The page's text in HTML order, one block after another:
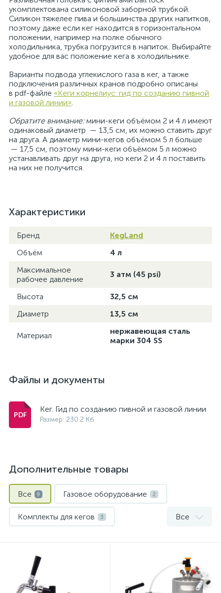
укомплектована силиконовой заборной трубкой.
Силикон тяжелее пива и большинства других напитков,
поэтому даже если кег находится в горизонтальном
положении, например на полке обычного
холодильника, трубка погрузится в напиток. Выбирайте
удобное для вас положение кега в холодильнике.
Варианты подвода углекислого газа в кег, а также
подключения различных кранов подробно описаны
в pdf-файле «Кеги корнелиус: гид по созданию пивной
и газовой линии».
Обратите внимание:мини-кеги объёмом 2 и 4 л имеют
одинаковый диаметр — 13,5 см, их можно ставить друг
на друга. А диаметр мини-кегов объёмом 5 л больше
— 17,5 см, поэтому мини-кеги объёмом 5 л можно
устанавливать друг на друга, но кеги 2 и 4 л поставить
на них не получится.
Характеристики
Бренд
KegLand
Объём
4 л
Максимальное
рабочее давление
3 атм (45 psi)
Высота
32,5 см
Диаметр
13,5 см
Материал
нержавеющая сталь
марки 304 SS
Файлы и документы
Кег. Гид по созданию пивной и газовой линии
Размер: 230.2 Кб
Дополнительные товары
Все 9 Газовое оборудование 2
Комплекты для кегов 3
Мини-кеги Пивные краны и колонны 2
Все